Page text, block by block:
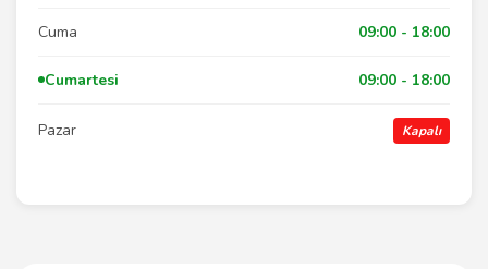
Cuma 09:00 - 18:00
Cumartesi 09:00 - 18:00
Pazar Kapalı